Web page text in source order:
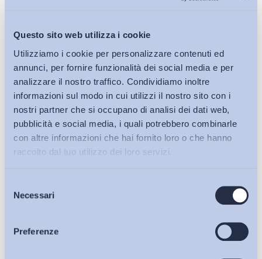
Questo sito web utilizza i cookie
Utilizziamo i cookie per personalizzare contenuti ed
annunci, per fornire funzionalità dei social media e per
analizzare il nostro traffico. Condividiamo inoltre
informazioni sul modo in cui utilizzi il nostro sito con i
nostri partner che si occupano di analisi dei dati web,
pubblicità e social media, i quali potrebbero combinarle
con altre informazioni che hai fornito loro o che hanno
raccolto dal tuo utilizzo dei loro servizi.
delNecessari
Preferenze
Bollettini ADAPT
Articoli